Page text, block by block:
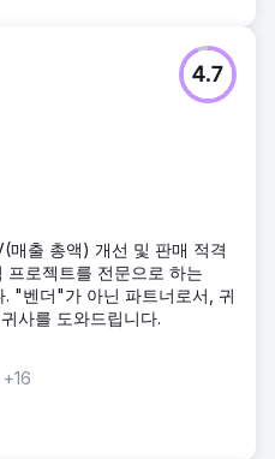
4.7
출 총액) 개선 및 판매 적격
프로젝트를 전문으로 하는
"벤더"가 아닌 파트너로서, 귀
사를 도와드립니다.
+16